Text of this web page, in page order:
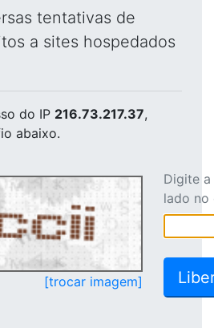
tentativas de
a sites hospedados
do IP 216.73.217.37,
abaixo.
[trocar imagem]
Digite
lado no